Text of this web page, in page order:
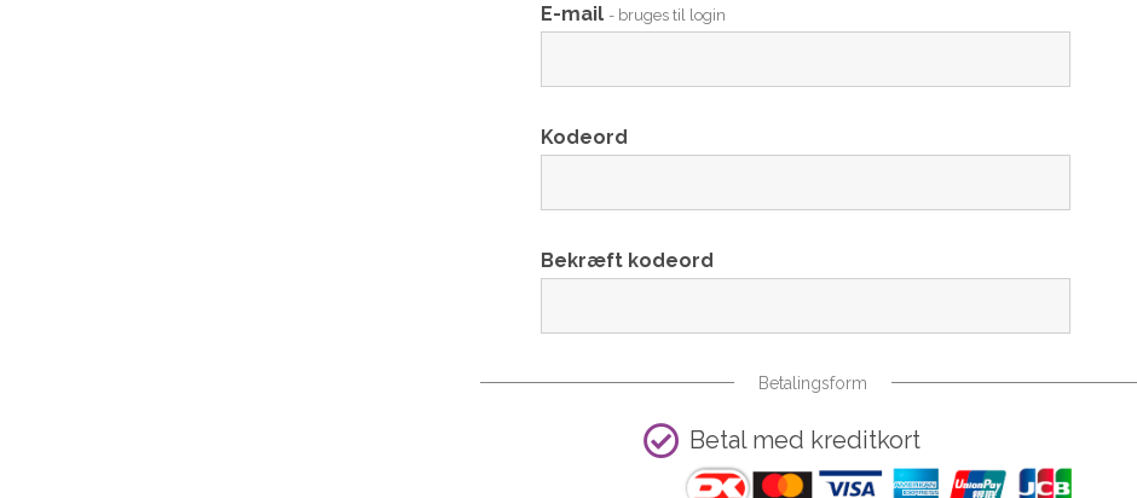
E-mail - bruges til login
Kodeord
Bekræft kodeord
Betalingsform
Betal med kreditkort